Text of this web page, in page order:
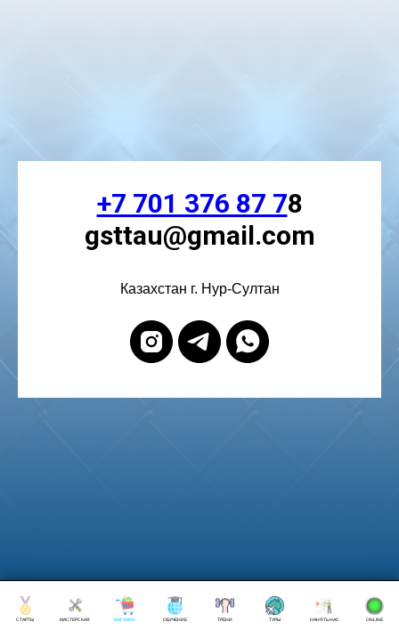
+7 701 376 87 78
gsttau@gmail.com
Казахстан г. Нур-Султан
СТАРТЫ МАСТЕРСКАЯ МАГАЗИН ОБУЧЕНИЕ ТРЕНИ ТУРЫ НАНЯТЬ НАС ONLINE